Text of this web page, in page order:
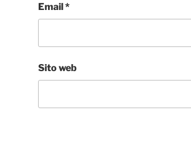
Email*
Sito web